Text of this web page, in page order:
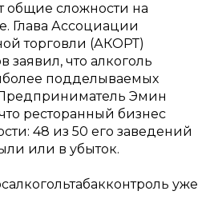
общие сложности на
Глава Ассоциации
торговли (АКОРТ)
заявил, что алкоголь
подделываемых
Эмин
ресторанный бизнес
48 из 50 его заведений
или в убыток.
уже